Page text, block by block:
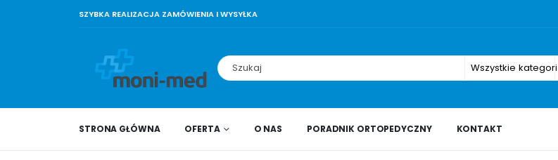
SZYBKA REALIZACJA ZAMÓWIENIA I WYSYŁKA
Wszystkie kategorie
STRONA GŁÓWNA OFERTA O NAS PORADNIK ORTOPEDYCZNY KONTAKT